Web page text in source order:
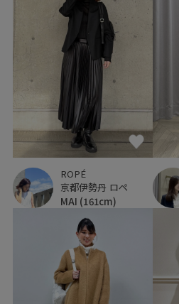
ROPÉ
京都伊勢丹 ロペ
MAI (161cm)